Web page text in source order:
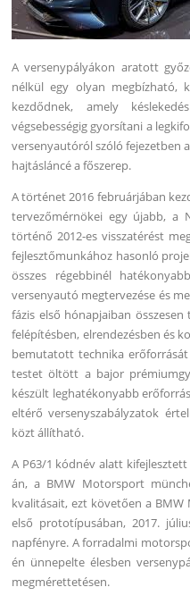
A versenypályákon aratott
nélkül egy olyan megbízható,
kezdődnek, amely
végsebességig gyorsítani a
versenyautóról szóló fejezetben
hajtásláncé a főszerep.
A történet 2016 februárjában
tervezőmérnökei egy újabb, a
történő 2012-es visszatérést
fejlesztőmunkához hasonló
összes régebbinél
versenyautó megtervezése és
fázis első hónapjaiban
felépítésben, elrendezésben és
bemutatott technika erőforrását
testet öltött a bajor
készült leghatékonyabb
eltérő versenyszabályzatok
közt állítható.
A P63/1 kódnév alatt
án, a BMW Motorsport
kvalitásait, ezt követően a BMW
első prototípusában, 2017.
napfényre. A forradalmi
én ünnepelte élesben
megmérettetésen.